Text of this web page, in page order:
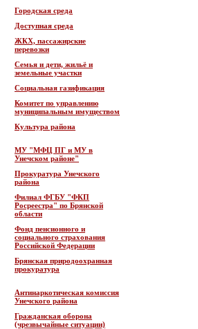
Городская среда
Доступная среда
ЖКХ, пассажирские
перевозки
Семья и дети, жильё и
земельные участки
Социальная газификация
Комитет по управлению
муниципальным имуществом
Культура района
МУ "МФЦ ПГ и МУ в
Унечском районе"
Прокуратура Унечского
района
Филиал ФГБУ "ФКП
Росреестра" по Брянской
области
Фонд пенсионного и
социального страхования
Российской Федерации
Брянская природоохранная
прокуратура
Антинаркотическая комиссия
Унечского района
Гражданская оборона
(чрезвычайные ситуации)